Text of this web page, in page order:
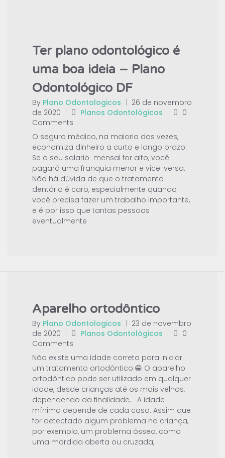
Ter plano odontológico é
uma boa ideia – Plano
Odontológico DF
By Plano Odontologicos | 26 de novembro
de 2020 | Planos Odontológicos |
0
Comments
O seguro médico, na maioria das vezes,
economiza dinheiro a curto e longo prazo.
Se o seu salario mensal for alto, você
pagará uma franquia menor e vice-versa.
Não há dúvida de que o tratamento
dentário é caro, especialmente quando
você precisa fazer um trabalho importante,
e é por isso que tantas pessoas
eventualmente
Aparelho ortodôntico
By Plano Odontologicos
23 de novembro
de 2020
Planos Odontológicos
0
Comments
Não existe uma idade correta para iniciar
um tratamento ortodôntico.😁 O aparelho
ortodôntico pode ser utilizado em qualquer
idade, desde crianças até os mais velhos,
dependendo da finalidade. A idade
mínima depende de cada caso. Assim que
for detectado algum problema na criança,
por exemplo, um problema ósseo, como
uma mordida aberta ou cruzada,